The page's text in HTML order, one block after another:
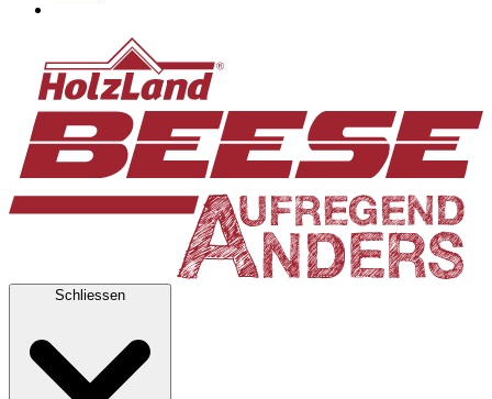
Schliessen